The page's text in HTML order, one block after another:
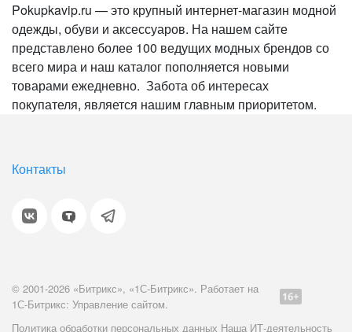
Pokupkavip.ru — это крупный интернет-магазин модной
одежды, обуви и аксессуаров. На нашем сайте
представлено более 100 ведущих модных брендов со
всего мира и наш каталог пополняется новыми
товарами ежедневно. Забота об интересах
покупателя, является нашим главным приоритетом.
Контакты
© 2001-2026 «Битрикс», «1С-Битрикс». Работает на
1С-Битрикс: Управление сайтом.
Политика обработки персональных данных Наша ИТ-деятельность